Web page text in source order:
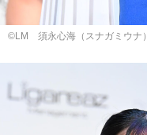
©LM 須永⼼海（スナガミウナ）